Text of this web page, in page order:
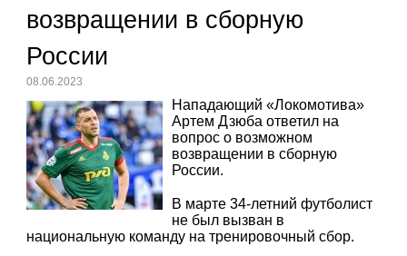
возвращении в сборную
России
08.06.2023
Нападающий «Локомотива»
Артем Дзюба ответил на
вопрос о возможном
возвращении в сборную
России.
В марте 34-летний футболист
не был вызван в
национальную команду на тренировочный сбор.